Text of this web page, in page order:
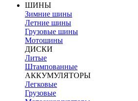
ШИНЫ
Зимние шины
Летние шины
Грузовые шины
Мотошины
ДИСКИ
Литые
Штампованные
АККУМУЛЯТОРЫ
Легковые
Грузовые